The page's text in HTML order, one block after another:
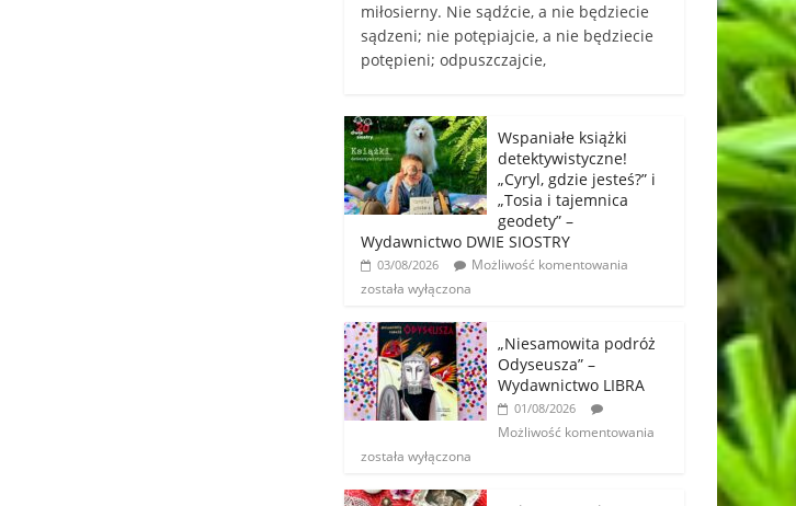
miłosierny. Nie sądźcie, a nie będziecie
sądzeni; nie potępiajcie, a nie będziecie
potępieni; odpuszczajcie,
Wspaniałe książki
detektywistyczne!
„Cyryl, gdzie jesteś?” i
„Tosia i tajemnica
geodety” –
Wydawnictwo DWIE SIOSTRY
03/08/2026
Możliwość komentowania
została wyłączona
„Niesamowita podróż
Odyseusza” –
Wydawnictwo LIBRA
01/08/2026
Możliwość komentowania
została wyłączona